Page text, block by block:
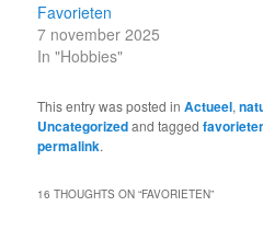
Favorieten
7 november 2025
In "Hobbies"
This entry was posted inActueel,
Uncategorizedand tagged
permalink.
16 THOUGHTS ON “FAVORIETEN”